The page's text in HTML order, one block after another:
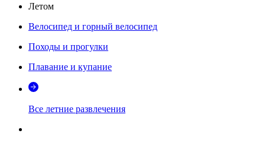
Летом
Велосипед и горный велосипед
Походы и прогулки
Плавание и купание
Все летние развлечения